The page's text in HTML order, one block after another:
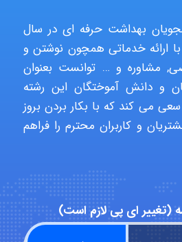
aghajari vahid
Poubakhtiari
hosein abdolvand
بهداشت حرفه ای در سال
و با ارائه خدماتی همچون نوشتن و
مشاوره و … توانست بعنوان
و دانش آموختگان این رشته
می کند که با بکار بردن بروز
و کاربران محترم را فراهم
(تغییر ای پی لازم است)